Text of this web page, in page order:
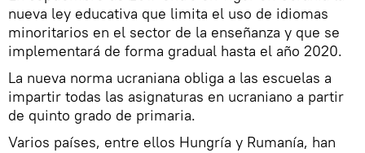
nueva ley educativa que limita el uso de idiomas
minoritarios en el sector de la enseñanza y que se
implementará de forma gradual hasta el año 2020.
La nueva norma ucraniana obliga a las escuelas a
impartir todas las asignaturas en ucraniano a partir
de quinto grado de primaria.
Varios países, entre ellos Hungría y Rumanía, han